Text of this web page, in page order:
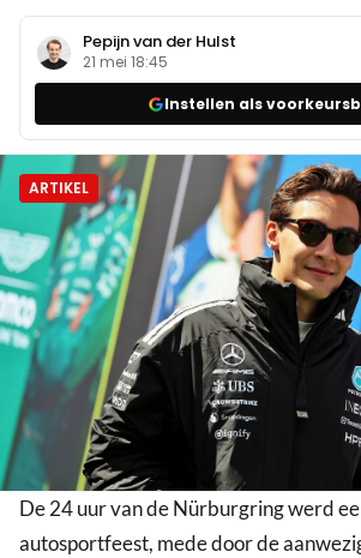
Pepijn van der Hulst
21 mei 18:45
Instellen als
ARTIKEL
De 24 uur van de Nürburgring werd
autosportfeest, mede door de